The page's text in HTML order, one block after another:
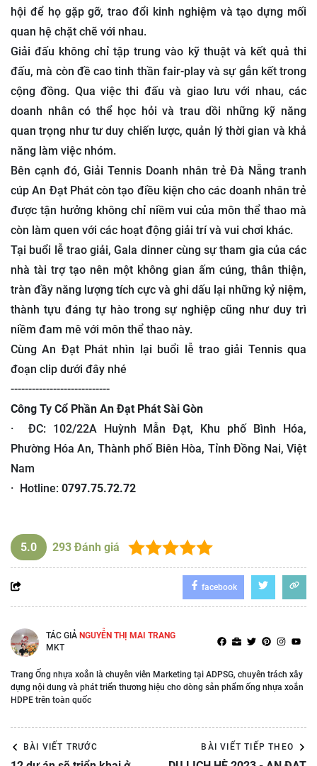
hội để họ gặp gỡ, trao đổi kinh nghiệm và tạo dựng mối
quan hệ chặt chẽ với nhau.
Giải đấu không chỉ tập trung vào kỹ thuật và kết quả thi
đấu, mà còn đề cao tinh thần fair-play và sự gắn kết trong
cộng đồng. Qua việc thi đấu và giao lưu với nhau, các
doanh nhân có thể học hỏi và trau dồi những kỹ năng
quan trọng như tư duy chiến lược, quản lý thời gian và khả
năng làm việc nhóm.
Bên cạnh đó, Giải Tennis Doanh nhân trẻ Đà Nẵng tranh
cúp An Đạt Phát còn tạo điều kiện cho các doanh nhân trẻ
được tận hưởng không chỉ niềm vui của môn thể thao mà
còn làm quen với các hoạt động giải trí và vui chơi khác.
Tại buổi lễ trao giải, Gala dinner cùng sự tham gia của các
nhà tài trợ tạo nên một không gian ấm cúng, thân thiện,
tràn đầy năng lượng tích cực và ghi dấu lại những kỷ niệm,
thành tựu đáng tự hào trong sự nghiệp cũng như duy trì
niềm đam mê với môn thể thao này.
Cùng An Đạt Phát nhìn lại buổi lễ trao giải Tennis qua
đoạn clip dưới đây nhé
----------------------------
Công Ty Cổ Phần An Đạt Phát Sài Gòn
· ĐC: 102/22A Huỳnh Mẫn Đạt, Khu phố Bình Hóa,
Phường Hóa An, Thành phố Biên Hòa, Tỉnh Đồng Nai, Việt
Nam
· Hotline: 0797.75.72.72
5.0 293Đánh giá
facebook
TÁC GIẢ NGUYỄN THỊ MAI TRANG
MKT
Trang Ống nhựa xoắn là chuyên viên Marketing tại ADPSG, chuyên trách xây
dựng nội dung và phát triển thương hiệu cho dòng sản phẩm ống nhựa xoắn
HDPE trên toàn quốc
BÀI VIẾT TRƯỚC BÀI VIẾT TIẾP THEO